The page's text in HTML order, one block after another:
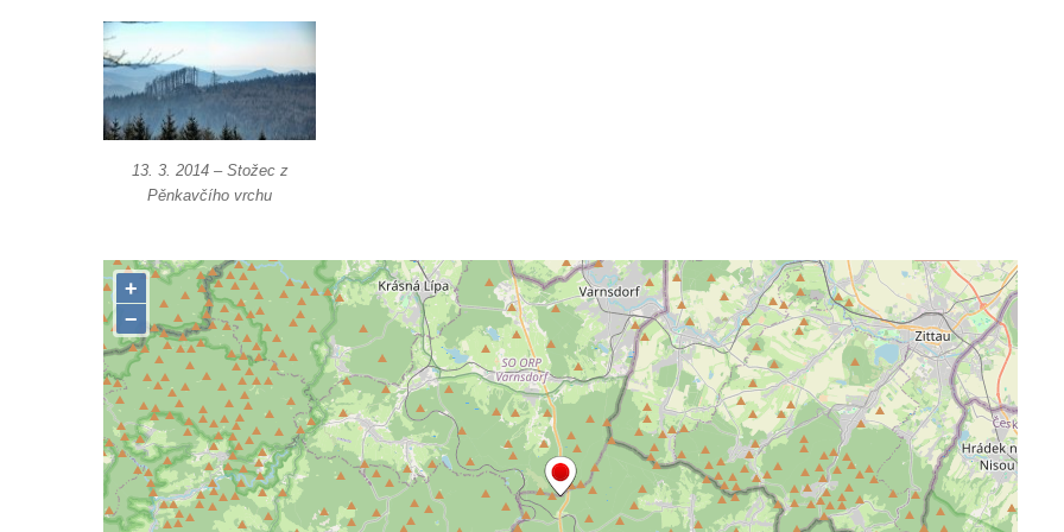
(Saské Švýcarsko)
Jeskyně Idagrotte (Saské Švýcarsko)
Skalní město Nebeská říše u Ostrova
Vyhlídka u symbolického horolezeckého
hřbitova ve skalách Nebeská říše u Ostrova
Skalní věž Doga v Tiských stěnách
stěnách
Tiské stěny
Ledová stěna u Sýrového potoka v
Kyjovském údolí
Jeskyně víl v Kyjovském údolí
Jeskyně Vinný sklep v Kyjovském údolí
Vyhlídka nad přírodní rezervací Slunečná
stráň u Naučné stezky Pod Vysokým Ostrým
13. 3. 2014 – Stožec z
Pěnkavčího vrchu